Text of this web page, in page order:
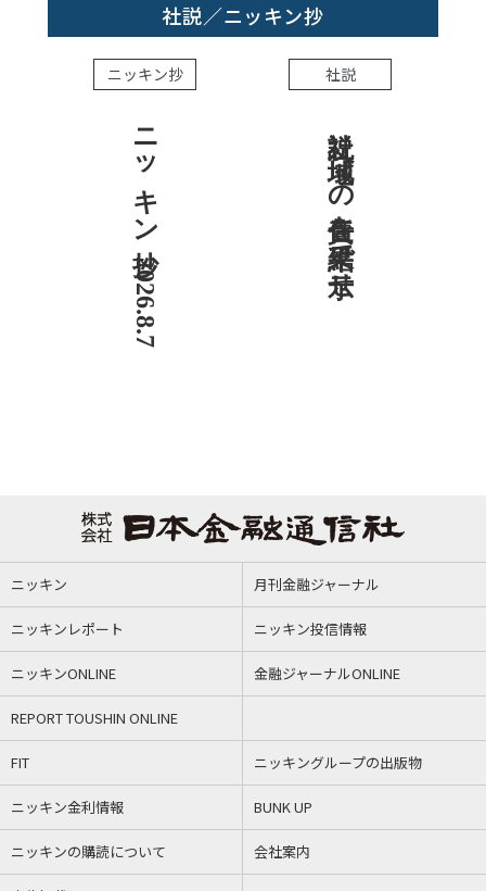
社説／ニッキン抄
ニッキン抄
ニッキン抄 2026.8.7
社説
社説 地域への責任を結果で示せ
ニッキン 月刊金融ジャーナル
ニッキンレポート ニッキン投信情報
ニッキンONLINE 金融ジャーナルONLINE
REPORT TOUSHIN ONLINE
FIT ニッキングループの出版物
ニッキン金利情報 BUNK UP
ニッキンの購読について 会社案内